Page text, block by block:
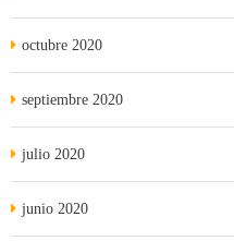
octubre 2020
septiembre 2020
julio 2020
junio 2020